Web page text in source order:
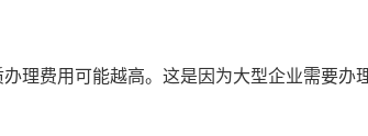
理费用可能越高。这是因为大型企业需要